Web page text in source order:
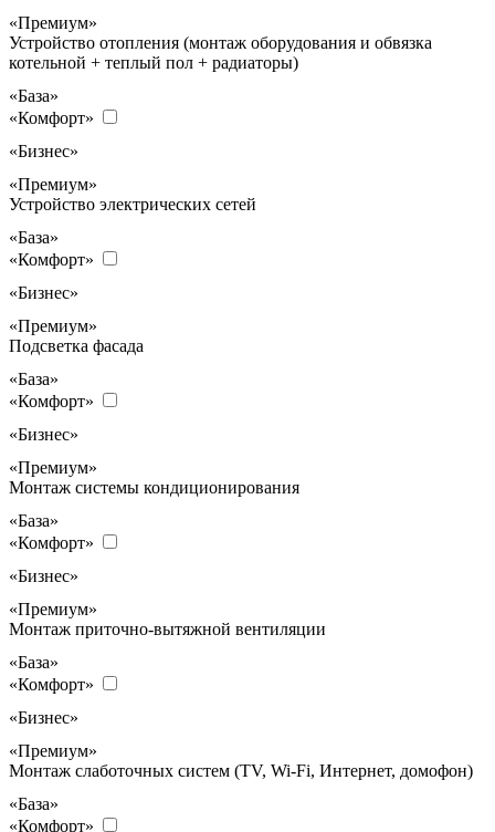
«Премиум»
Устройство отопления (монтаж оборудования и обвязка
котельной + теплый пол + радиаторы)
«База»
«Комфорт»
«Бизнес»
«Премиум»
Устройство электрических сетей
«База»
«Комфорт»
«Бизнес»
«Премиум»
Подсветка фасада
«База»
«Комфорт»
«Бизнес»
«Премиум»
Монтаж системы кондиционирования
«База»
«Комфорт»
«Бизнес»
«Премиум»
Монтаж приточно-вытяжной вентиляции
«База»
«Комфорт»
«Бизнес»
«Премиум»
Монтаж слаботочных систем (TV, Wi-Fi, Интернет, домофон)
«База»
«Комфорт»